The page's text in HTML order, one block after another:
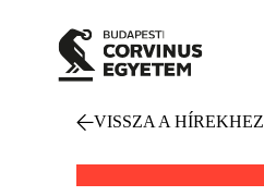
VISSZA A HÍREKHEZ